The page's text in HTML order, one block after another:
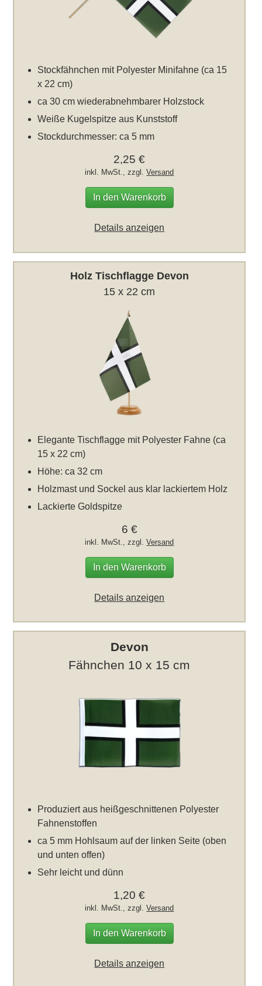
Stockfähnchen mit Polyester Minifahne (ca 15
x 22 cm)
ca 30 cm wiederabnehmbarer Holzstock
Weiße Kugelspitze aus Kunststoff
Stockdurchmesser: ca 5 mm
2,25 €
inkl. MwSt., zzgl.Versand
In den Warenkorb
Details anzeigen
Holz Tischflagge Devon
15 x 22 cm
Elegante Tischflagge mit Polyester Fahne (ca
15 x 22 cm)
Höhe: ca 32 cm
Holzmast und Sockel aus klar lackiertem Holz
Lackierte Goldspitze
6 €
inkl. MwSt., zzgl.Versand
In den Warenkorb
Details anzeigen
Devon
Fähnchen 10 x 15 cm
Produziert aus heißgeschnittenen Polyester
Fahnenstoffen
ca 5 mm Hohlsaum auf der linken Seite (oben
und unten offen)
Sehr leicht und dünn
1,20 €
inkl. MwSt., zzgl.Versand
In den Warenkorb
Details anzeigen